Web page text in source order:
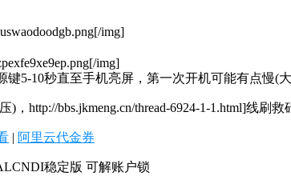
img]
img]
5-10秒直至手机亮屏，第一次开机可能有点慢(
http://bbs.jkmeng.cn/thread-6924-1-1.html]线刷救
| 阿里云代金券
稳定版 可解账户锁